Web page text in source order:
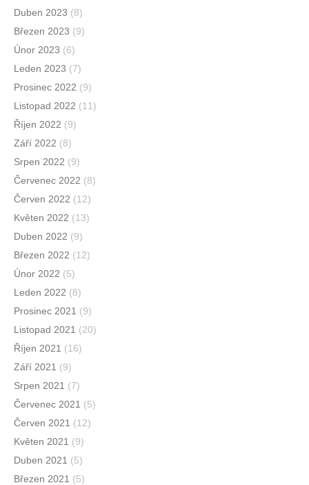
Duben 2023 (8)
Březen 2023 (9)
Únor 2023 (6)
Leden 2023 (7)
Prosinec 2022 (9)
Listopad 2022 (11)
Říjen 2022 (9)
Září 2022 (8)
Srpen 2022 (9)
Červenec 2022 (8)
Červen 2022 (12)
Květen 2022 (13)
Duben 2022 (9)
Březen 2022 (12)
Únor 2022 (5)
Leden 2022 (8)
Prosinec 2021 (9)
Listopad 2021 (20)
Říjen 2021 (16)
Září 2021 (9)
Srpen 2021 (7)
Červenec 2021 (5)
Červen 2021 (12)
Květen 2021 (9)
Duben 2021 (5)
Březen 2021 (5)